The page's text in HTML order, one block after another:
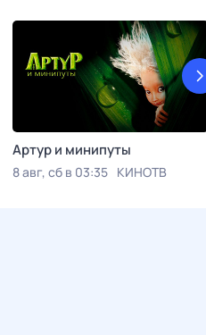
Артур и минипуты
8 авг, сб в 03:35 КИНОТВ